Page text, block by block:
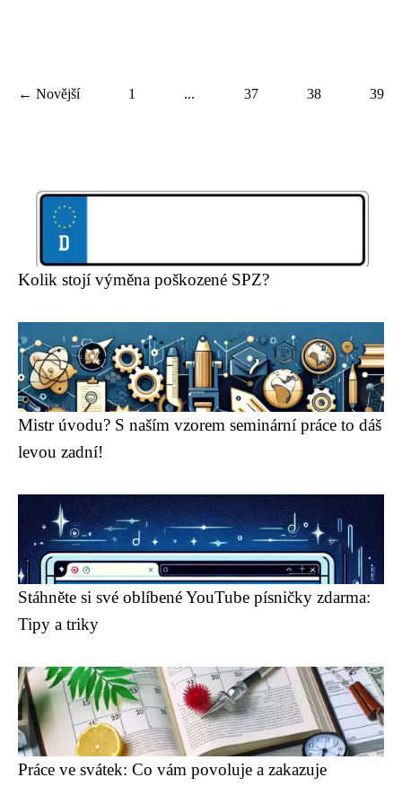
← Novější 1 ... 37 38 39
Kolik stojí výměna poškozené SPZ?
Mistr úvodu? S naším vzorem seminární práce to dáš
levou zadní!
Stáhněte si své oblíbené YouTube písničky zdarma:
Tipy a triky
Práce ve svátek: Co vám povoluje a zakazuje